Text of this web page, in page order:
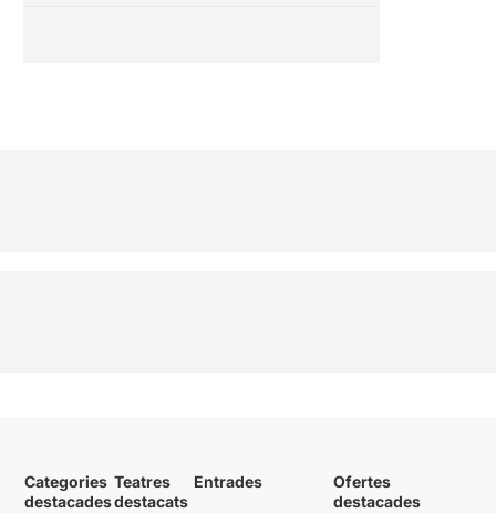
Categories
destacades
Teatres
destacats
Entrades
Ofertes
destacades